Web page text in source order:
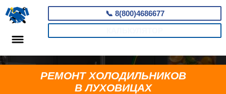
📞 8(800)4686677
РЕМОНТ ХОЛОДИЛЬНИКОВ
В ЛУХОВИЦАХ